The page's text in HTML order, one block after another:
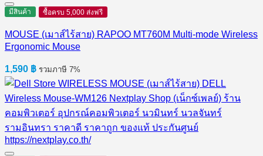
มีสินค้า ซื้อครบ 5,000 ส่งฟรี
MOUSE (เมาส์ไร้สาย) RAPOO MT760M Multi-mode Wireless
Ergonomic Mouse
1,590 ฿ รวมภาษี 7%